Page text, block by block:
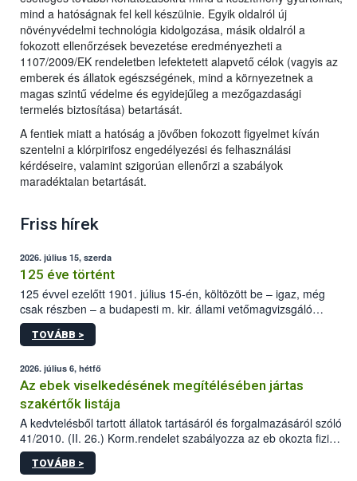
mind a hatóságnak fel kell készülnie. Egyik oldalról új
növényvédelmi technológia kidolgozása, másik oldalról a
fokozott ellenőrzések bevezetése eredményezheti a
1107/2009/EK rendeletben lefektetett alapvető célok (vagyis az
emberek és állatok egészségének, mind a környezetnek a
magas szintű védelme és egyidejűleg a mezőgazdasági
termelés biztosítása) betartását.
A fentiek miatt a hatóság a jövőben fokozott figyelmet kíván
szentelni a klórpirifosz engedélyezési és felhasználási
kérdéseire, valamint szigorúan ellenőrzi a szabályok
maradéktalan betartását.
Friss hírek
2026. július 15, szerda
125 éve történt
125 évvel ezelőtt 1901. július 15-én, költözött be – igaz, még
csak részben – a budapesti m. kir. állami vetőmagvizsgáló
állomás a Kis Rókus utca 15. szám alatti, Czigler Győző által
tervezett új épületébe.
TOVÁBB >
2026. július 6, hétfő
Az ebek viselkedésének megítélésében jártas
szakértők listája
A kedvtelésből tartott állatok tartásáról és forgalmazásáról szóló
41/2010. (II. 26.) Korm.rendelet szabályozza az eb okozta fizikai
sérülés, illetve ennek veszélye keletkezésekor felmerülő
hatósági feladatokat, valamint a veszélyes eb tartását és annak
TOVÁBB >